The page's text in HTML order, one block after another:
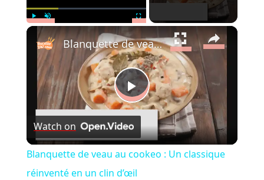
Play ×
Play
Video
Blanquette de veau au cookeo : Un classique réinventé en un clin d’œil
Watch on
Blanquette de veau au cookeo : Un classique
réinventé en un clin d’œil